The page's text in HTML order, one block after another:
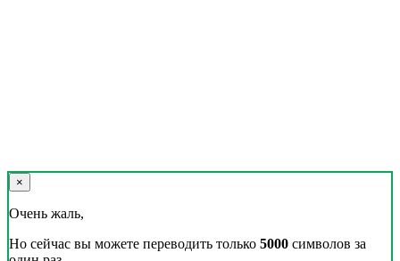
×
Очень жаль,
Но сейчас вы можете переводить только 5000 символов за